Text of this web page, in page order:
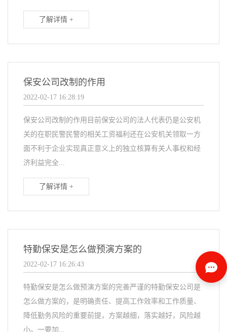
了解详情 +
保安公司改制的作用
2022-02-17 16:28:19
保安公司改制的作用目前保安公司的法人代表仍是公安机
关的在职民警民警的相关工资福利还在公安机关领取一方
面不利于企业实现真正意义上的独立核算有关人事权和经
济利益完全...
了解详情 +
特勤保安是怎么做预演方案的
2022-02-17 16:26:43
特勤保安是怎么做预演方案的完善严谨的特勤保安公司是
怎么做方案的，是明确责任、提高工作效率和工作质量、
降低勤务风险的重要前提，方案越细，落实越好，风险越
小。一要加...